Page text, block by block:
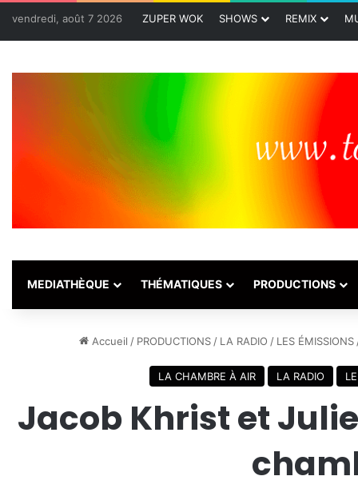
vendredi, août 7 2026 ZUPER WOK SHOWS REMIX
MEDIATHÈQUE THÉMATIQUES PRODUCTIONS
Accueil / PRODUCTIONS / LA RADIO / LES ÉMISSIONS
LA CHAMBRE À AIR LA RADIO
Jacob Khrist et